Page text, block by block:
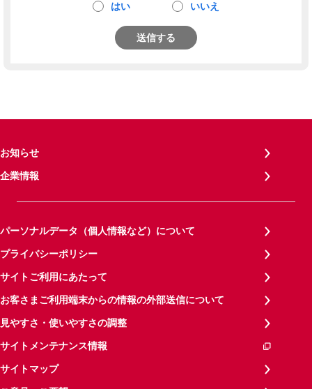
はい いいえ
送信する
お知らせ
企業情報
パーソナルデータ（個人情報など）について
プライバシーポリシー
サイトご利用にあたって
お客さまご利用端末からの情報の外部送信について
見やすさ・使いやすさの調整
サイトメンテナンス情報
サイトマップ